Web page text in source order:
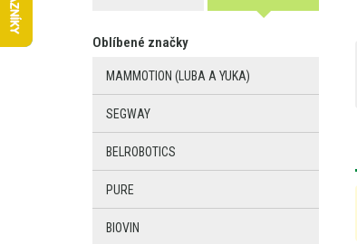
Oblíbené značky
MAMMOTION (LUBA A YUKA)
SEGWAY
BELROBOTICS
PURE
BIOVIN